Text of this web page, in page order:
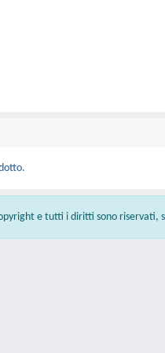
e tutti i diritti sono riservati,